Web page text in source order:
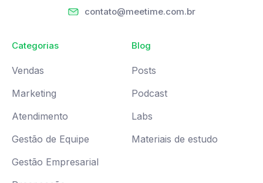
contato@meetime.com.br
Categorias
Vendas
Marketing
Atendimento
Gestão de Equipe
Gestão Empresarial
Blog
Posts
Podcast
Labs
Materiais de estudo